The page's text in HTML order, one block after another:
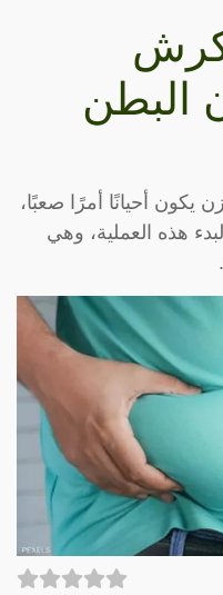
البطن
يكون أحيانًا أمرًا صعبًا،
هذه العملية، وهي